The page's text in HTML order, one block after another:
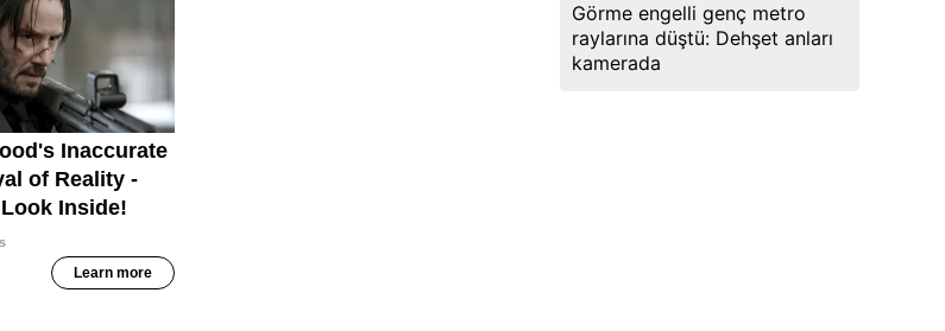
Görme engelli genç metro
raylarına düştü: Dehşet anları
kamerada